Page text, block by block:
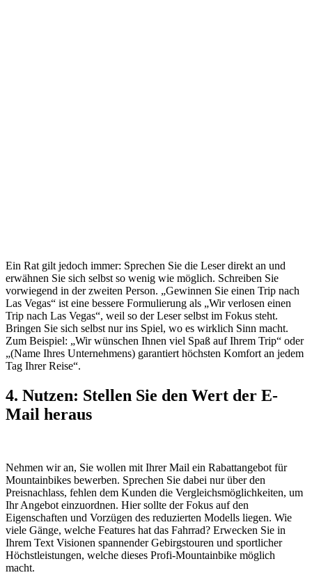
Ein Rat gilt jedoch immer: Sprechen Sie die Leser direkt an und
erwähnen Sie sich selbst so wenig wie möglich. Schreiben Sie
vorwiegend in der zweiten Person. „Gewinnen Sie einen Trip nach
Las Vegas“ ist eine bessere Formulierung als „Wir verlosen einen
Trip nach Las Vegas“, weil so der Leser selbst im Fokus steht.
Bringen Sie sich selbst nur ins Spiel, wo es wirklich Sinn macht.
Zum Beispiel: „Wir wünschen Ihnen viel Spaß auf Ihrem Trip“ oder
„(Name Ihres Unternehmens) garantiert höchsten Komfort an jedem
Tag Ihrer Reise“.
4. Nutzen: Stellen Sie den Wert der E-
Mail heraus
Nehmen wir an, Sie wollen mit Ihrer Mail ein Rabattangebot für
Mountainbikes bewerben. Sprechen Sie dabei nur über den
Preisnachlass, fehlen dem Kunden die Vergleichsmöglichkeiten, um
Ihr Angebot einzuordnen. Hier sollte der Fokus auf den
Eigenschaften und Vorzügen des reduzierten Modells liegen. Wie
viele Gänge, welche Features hat das Fahrrad? Erwecken Sie in
Ihrem Text Visionen spannender Gebirgstouren und sportlicher
Höchstleistungen, welche dieses Profi-Mountainbike möglich
macht.